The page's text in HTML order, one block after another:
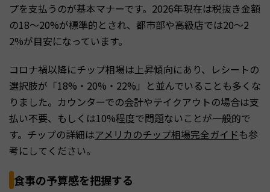
プを支払うのが基本マナーです。2026年現在は税抜き金額
の18〜20%が標準的とされ、都市部や高級店では20〜2
2%が目安になっています。
コロナ禍以降にチップ相場は上昇傾向にあり、レシートの
選択肢が「18%・20%・22%」と並んでいることも多くな
りました。カウンターでの会計やテイクアウトの場合は支
払い不要、もしくは10%程度で問題ないことが一般的で
す。チップの詳細はアメリカのチップ相場完全ガイドも参
考にしてください。
食事の予算感を把握する